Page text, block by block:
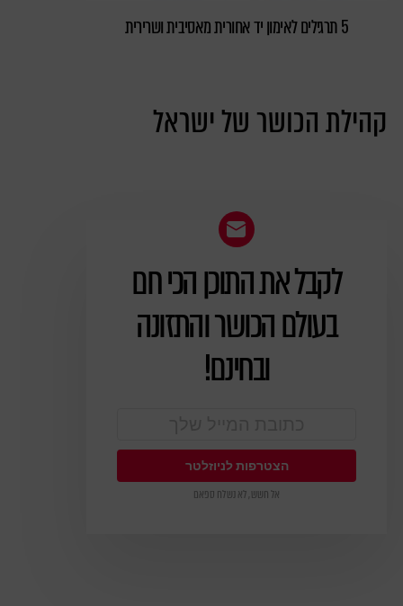
5 תרגילים לאימון יד אחורית מאסיבית ושרירית
קהילת הכושר של ישראל
ניוזלטר
לקבל את התוכן הכי חם
בעולם הכושר והתזונה
ובחינם!
אל חשש, לא נשלח ספאם